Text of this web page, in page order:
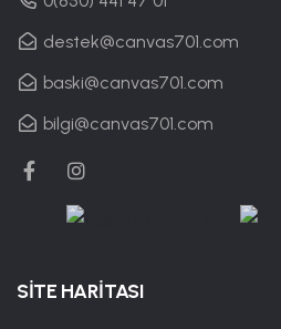
destek@canvas701.com
baski@canvas701.com
bilgi@canvas701.com
SİTE HARİTASI